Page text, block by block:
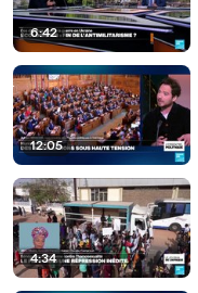
6:42
12:05
4:34